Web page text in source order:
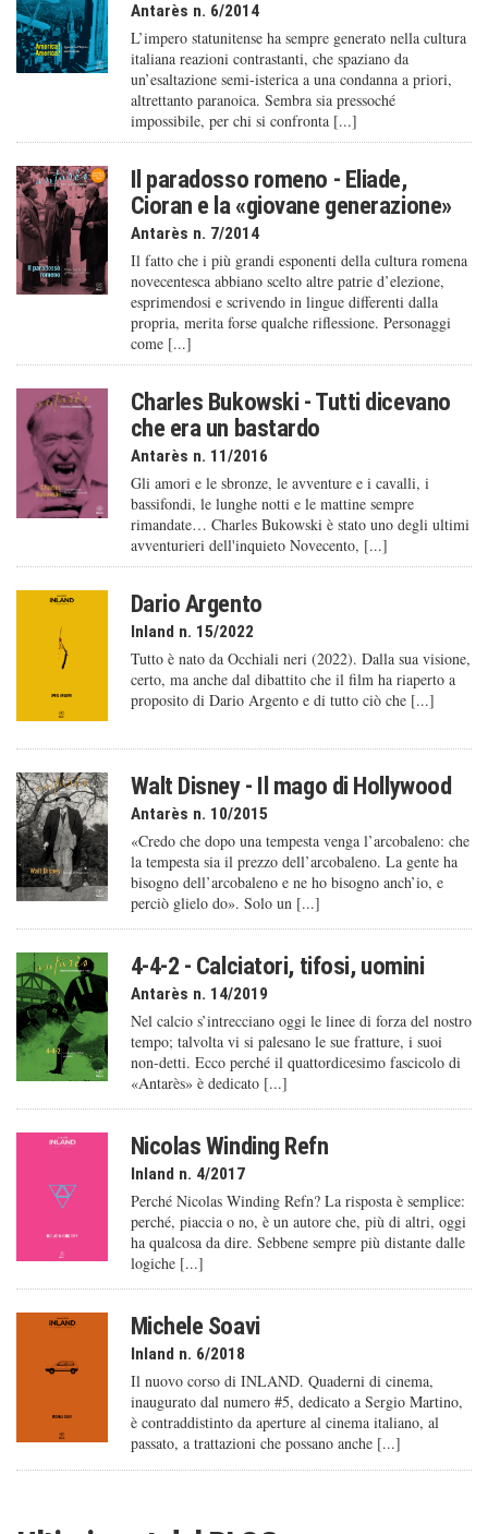
Antarès n. 6/2014
L’impero statunitense ha sempre generato nella cultura
italiana reazioni contrastanti, che spaziano da
un’esaltazione semi-isterica a una condanna a priori,
altrettanto paranoica. Sembra sia pressoché
impossibile, per chi si confronta [...]
Il paradosso romeno - Eliade,
Cioran e la «giovane generazione»
Antarès n. 7/2014
Il fatto che i più grandi esponenti della cultura romena
novecentesca abbiano scelto altre patrie d’elezione,
esprimendosi e scrivendo in lingue differenti dalla
propria, merita forse qualche riflessione. Personaggi
come [...]
Charles Bukowski - Tutti dicevano
che era un bastardo
Antarès n. 11/2016
Gli amori e le sbronze, le avventure e i cavalli, i
bassifondi, le lunghe notti e le mattine sempre
rimandate… Charles Bukowski è stato uno degli ultimi
avventurieri dell'inquieto Novecento, [...]
Dario Argento
Inland n. 15/2022
Tutto è nato da Occhiali neri (2022). Dalla sua visione,
certo, ma anche dal dibattito che il film ha riaperto a
proposito di Dario Argento e di tutto ciò che [...]
Walt Disney - Il mago di Hollywood
Antarès n. 10/2015
«Credo che dopo una tempesta venga l’arcobaleno: che
la tempesta sia il prezzo dell’arcobaleno. La gente ha
bisogno dell’arcobaleno e ne ho bisogno anch’io, e
perciò glielo do». Solo un [...]
4-4-2 - Calciatori, tifosi, uomini
Antarès n. 14/2019
Nel calcio s’intrecciano oggi le linee di forza del nostro
tempo; talvolta vi si palesano le sue fratture, i suoi
non-detti. Ecco perché il quattordicesimo fascicolo di
«Antarès» è dedicato [...]
Nicolas Winding Refn
Inland n. 4/2017
Perché Nicolas Winding Refn? La risposta è semplice:
perché, piaccia o no, è un autore che, più di altri, oggi
ha qualcosa da dire. Sebbene sempre più distante dalle
logiche [...]
Michele Soavi
Inland n. 6/2018
Il nuovo corso di INLAND. Quaderni di cinema,
inaugurato dal numero #5, dedicato a Sergio Martino,
è contraddistinto da aperture al cinema italiano, al
passato, a trattazioni che possano anche [...]